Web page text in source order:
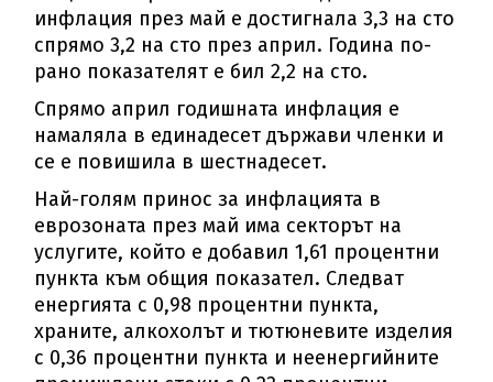
инфлация през май е достигнала 3,3 на сто
спрямо 3,2 на сто през април. Година по-
рано показателят е бил 2,2 на сто.
Спрямо април годишната инфлация е
намаляла в единадесет държави членки и
се е повишила в шестнадесет.
Най-голям принос за инфлацията в
еврозоната през май има секторът на
услугите, който е добавил 1,61 процентни
пункта към общия показател. Следват
енергията с 0,98 процентни пункта,
храните, алкохолът и тютюневите изделия
с 0,36 процентни пункта и неенергийните